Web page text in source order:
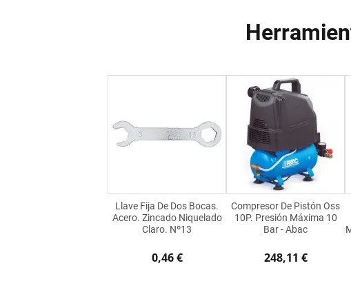
Llave Fija De Dos Bocas.
Acero. Zincado Niquelado
Claro. Nº13
0,46 €
Compresor De Pistón Oss
10P. Presión Máxima 10
Bar - Abac
248,11 €